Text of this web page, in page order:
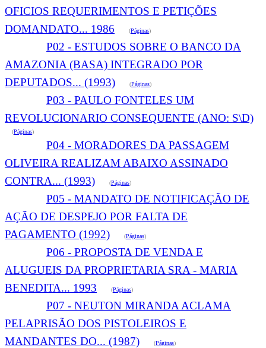
OFICIOS REQUERIMENTOS E PETIÇÕES
DOMANDATO... 1986 (Páginas)
P02 - ESTUDOS SOBRE O BANCO DA
AMAZONIA (BASA) INTEGRADO POR
DEPUTADOS... (1993) (Páginas)
P03 - PAULO FONTELES UM
REVOLUCIONARIO CONSEQUENTE (ANO: S\D)
(Páginas)
P04 - MORADORES DA PASSAGEM
OLIVEIRA REALIZAM ABAIXO ASSINADO
CONTRA... (1993) (Páginas)
P05 - MANDATO DE NOTIFICAÇÃO DE
AÇÃO DE DESPEJO POR FALTA DE
PAGAMENTO (1992) (Páginas)
P06 - PROPOSTA DE VENDA E
ALUGUEIS DA PROPRIETARIA SRA - MARIA
BENEDITA... 1993 (Páginas)
P07 - NEUTON MIRANDA ACLAMA
PELAPRISÃO DOS PISTOLEIROS E
MANDANTES DO... (1987) (Páginas)